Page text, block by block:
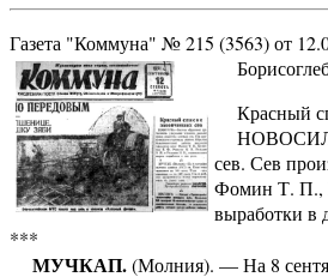
Газета "Коммуна" № 215 (3563) от
Красный
НОВОСИЛЬ.
сев. Сев
Фомин Т. П.,
выработки в
***
МУЧКАП.(Молния). — На 8